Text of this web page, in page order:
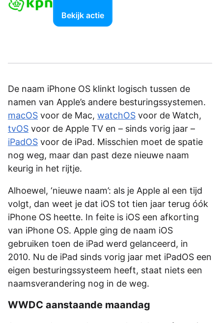
Bekijk actie
De naam iPhone OS klinkt logisch tussen de
namen van Apple’s andere besturingssystemen.
macOS voor de Mac, watchOS voor de Watch,
tvOS voor de Apple TV en – sinds vorig jaar –
iPadOS voor de iPad. Misschien moet de spatie
nog weg, maar dan past deze nieuwe naam
keurig in het rijtje.
Alhoewel, ‘nieuwe naam’: als je Apple al een tijd
volgt, dan weet je dat iOS tot tien jaar terug óók
iPhone OS heette. In feite is iOS een afkorting
van iPhone OS. Apple ging de naam iOS
gebruiken toen de iPad werd gelanceerd, in
2010. Nu de iPad sinds vorig jaar met iPadOS een
eigen besturingssysteem heeft, staat niets een
naamsverandering nog in de weg.
WWDC aanstaande maandag